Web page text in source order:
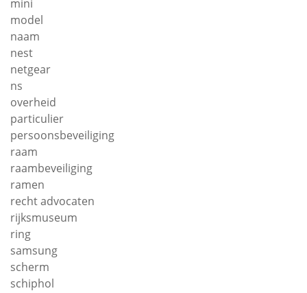
mini
model
naam
nest
netgear
ns
overheid
particulier
persoonsbeveiliging
raam
raambeveiliging
ramen
recht advocaten
rijksmuseum
ring
samsung
scherm
schiphol